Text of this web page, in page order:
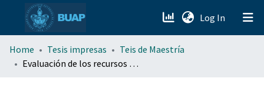
Log In (current)
menu.section.about_menu
Home Tesis impresas
Teis de Maestría
Evaluación de los recursos naturales suelo y agua del municipio de Xochitlán de Vicente Suárez, Puebla